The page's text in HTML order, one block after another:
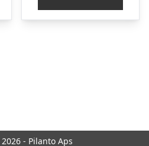
- Pilanto Aps